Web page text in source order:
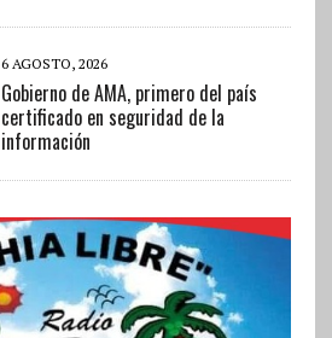
6 AGOSTO, 2026
Gobierno de AMA, primero del país
certificado en seguridad de la
información